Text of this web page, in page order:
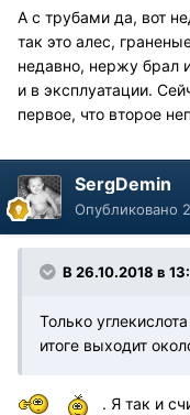
А с трубами да, вот
так это алес,
недавно, нержу брал
и в эксплуатации.
первое, что второе
SergDemin
Опубликовано
В 26.10.2018 в
Только
итоге выходит
. Я так и